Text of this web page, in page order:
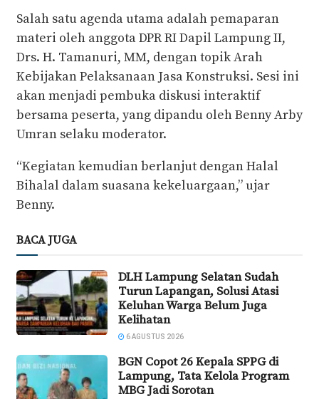
Salah satu agenda utama adalah pemaparan
materi oleh anggota DPR RI Dapil Lampung II,
Drs. H. Tamanuri, MM, dengan topik Arah
Kebijakan Pelaksanaan Jasa Konstruksi. Sesi ini
akan menjadi pembuka diskusi interaktif
bersama peserta, yang dipandu oleh Benny Arby
Umran selaku moderator.
“Kegiatan kemudian berlanjut dengan Halal
Bihalal dalam suasana kekeluargaan,” ujar
Benny.
BACA JUGA
DLH Lampung Selatan Sudah
Turun Lapangan, Solusi Atasi
Keluhan Warga Belum Juga
Kelihatan
6 AGUSTUS 2026
BGN Copot 26 Kepala SPPG di
Lampung, Tata Kelola Program
MBG Jadi Sorotan